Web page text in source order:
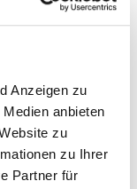
Anzeigen zu
anbieten
zu
zu Ihrer
Partner für
/ Pickup